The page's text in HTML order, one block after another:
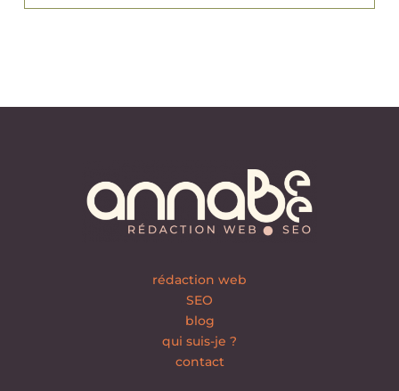
rédaction web
SEO
blog
qui suis-je ?
contact